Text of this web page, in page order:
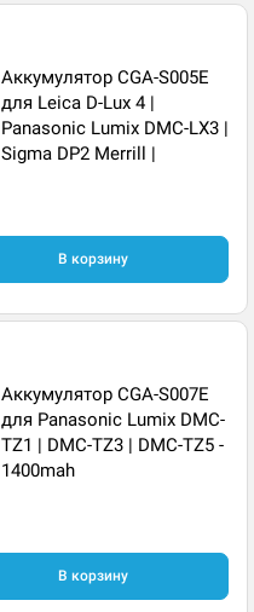
Аккумулятор CGA-S005E
для Leica D-Lux 4 |
Panasonic Lumix DMC-LX3 |
Sigma DP2 Merrill |
В корзину
Аккумулятор CGA-S007E
для Panasonic Lumix DMC-
TZ1 | DMC-TZ3 | DMC-TZ5 -
1400mah
В корзину